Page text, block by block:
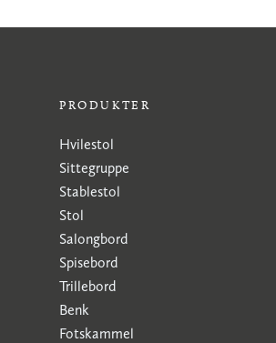
PRODUKTER
Hvilestol
Sittegruppe
Stablestol
Stol
Salongbord
Spisebord
Trillebord
Benk
Fotskammel